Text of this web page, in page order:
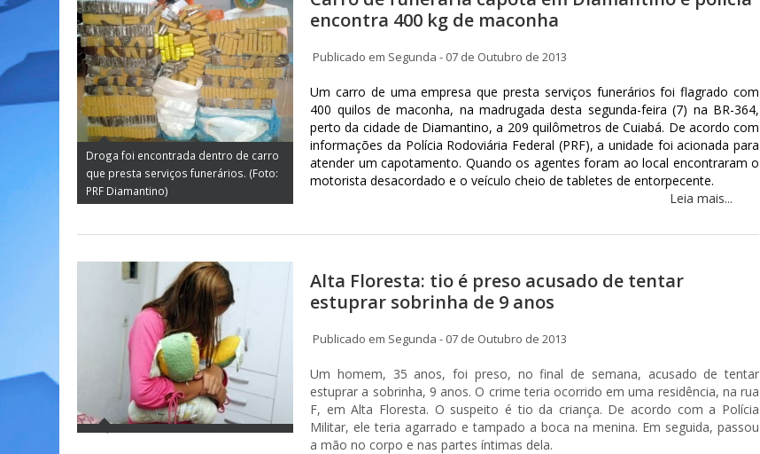
Droga foi encontrada dentro de carro
que presta serviços funerários. (Foto:
PRF Diamantino)
encontra 400 kg de maconha
Publicado em Segunda - 07 de Outubro de 2013
Um carro de uma empresa que presta serviços funerários foi flagrado com
400 quilos de maconha, na madrugada desta segunda-feira (7) na BR-364,
perto da cidade de Diamantino, a 209 quilômetros de Cuiabá. De acordo com
informações da Polícia Rodoviária Federal (PRF), a unidade foi acionada para
atender um capotamento. Quando os agentes foram ao local encontraram o
motorista desacordado e o veículo cheio de tabletes de entorpecente.
Leia mais...
Alta Floresta: tio é preso acusado de tentar
estuprar sobrinha de 9 anos
Publicado em Segunda - 07 de Outubro de 2013
Um homem, 35 anos, foi preso, no final de semana, acusado de tentar
estuprar a sobrinha, 9 anos. O crime teria ocorrido em uma residência, na rua
F, em Alta Floresta. O suspeito é tio da criança. De acordo com a Polícia
Militar, ele teria agarrado e tampado a boca na menina. Em seguida, passou
a mão no corpo e nas partes íntimas dela.